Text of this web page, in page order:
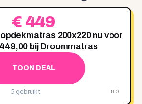
€ 449
200x220 nu voor
bij Droommatras
TOON DEAL
5 gebruikt Info